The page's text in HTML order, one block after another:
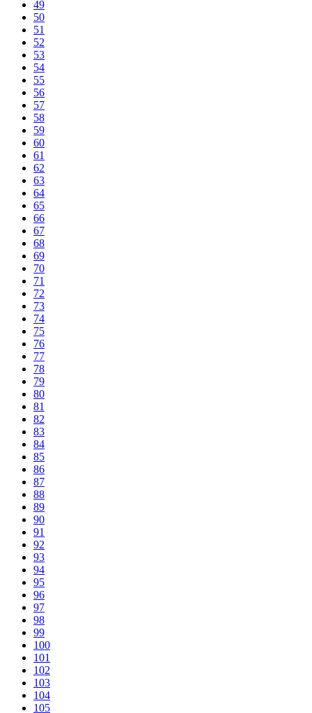
49
50
51
52
53
54
55
56
57
58
59
60
61
62
63
64
65
66
67
68
69
70
71
72
73
74
75
76
77
78
79
80
81
82
83
84
85
86
87
88
89
90
91
92
93
94
95
96
97
98
99
100
101
102
103
104
105